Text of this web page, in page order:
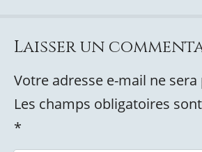
Laisser un
Votre adresse e-mail ne sera
Les champs obligatoires
*